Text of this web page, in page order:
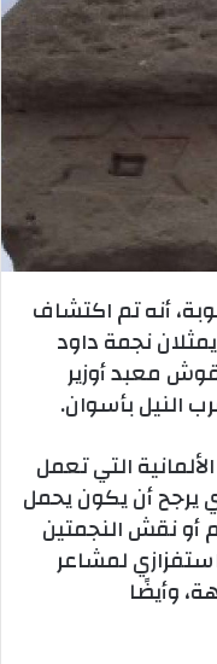
أنه تم اكتشاف
نجمة داود
معبد أوزير
النيل بأسوان.
التي تعمل
يرجح أن يكون يحمل
أو نقش النجمتين
لمشاعر
وأيضًا